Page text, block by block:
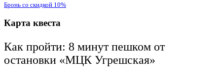
Бронь со скидкой 10%
Карта квеста
Как пройти: 8 минут пешком от
остановки «МЦК Угрешская»